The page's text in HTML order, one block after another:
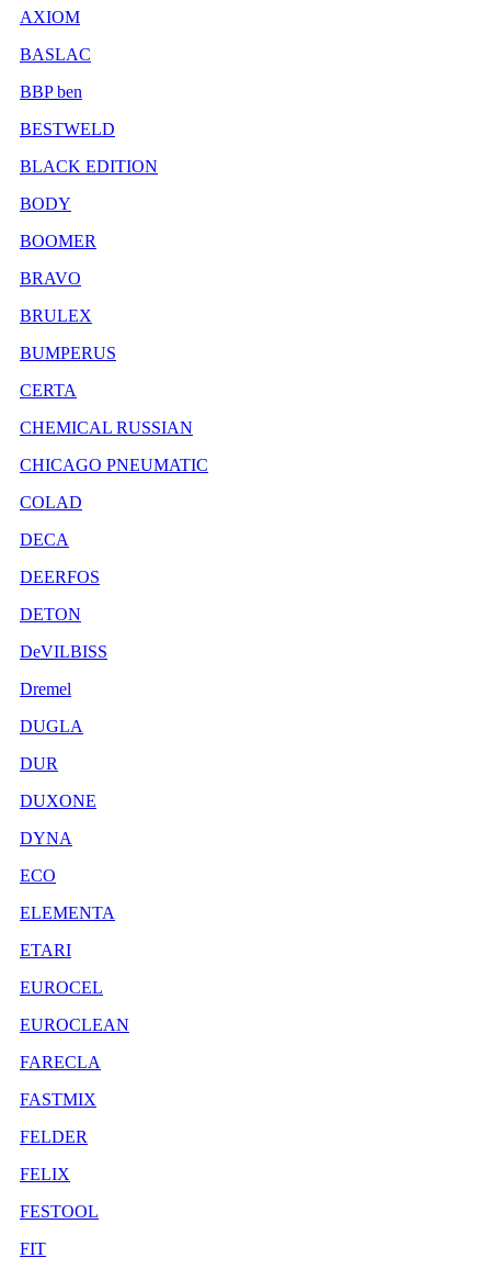
AXIOM
BASLAC
BBP ben
BESTWELD
BLACK EDITION
BODY
BOOMER
BRAVO
BRULEX
BUMPERUS
CERTA
CHEMICAL RUSSIAN
CHICAGO PNEUMATIC
COLAD
DECA
DEERFOS
DETON
DeVILBISS
Dremel
DUGLA
DUR
DUXONE
DYNA
ECO
ELEMENTA
ETARI
EUROCEL
EUROCLEAN
FARECLA
FASTMIX
FELDER
FELIX
FESTOOL
FIT